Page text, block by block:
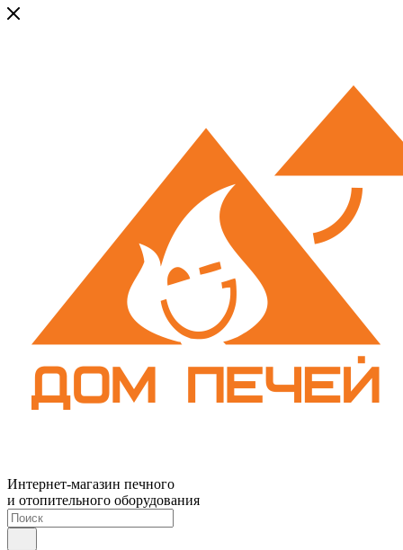
Интернет-магазин печного
и отопительного оборудования